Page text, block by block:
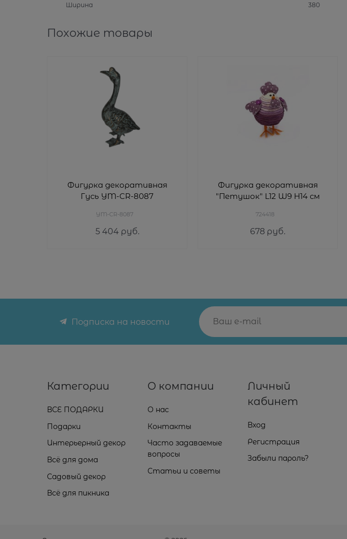
Ширина 380
Похожие товары
Фигурка декоративная
Гусь YM-CR-8087
YM-CR-8087
5 404 руб.
Фигурка декоративная
"Петушок" L12 W9 H14 см
724418
678 руб.
Подписка на новости
Категории
ВСЕ ПОДАРКИ
Подарки
Интерьерный декор
Всё для дома
Садовый декор
Всё для пикника
О компании
О нас
Контакты
Часто задаваемые
вопросы
Статьи и советы
Личный
кабинет
Вход
Регистрация
Забыли пароль?